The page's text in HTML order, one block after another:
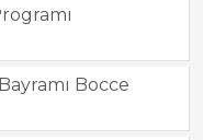
Bocce